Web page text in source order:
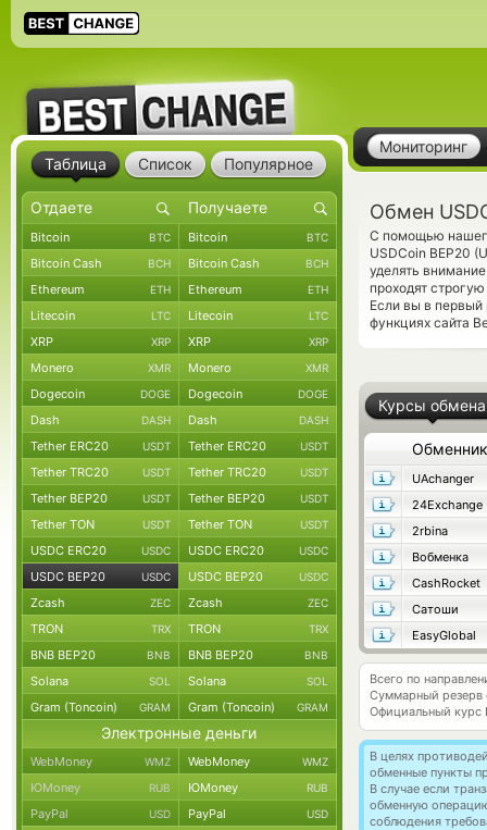
Мониторинг
Обмен
С помощью
USDCoin BEP20
уделять
проходят
Если вы в первый
функциях сайта
Курсы обмена
Обменник
UAchanger
24Exchange
2rbina
Вобменка
CashRocket
Сатоши
EasyGlobal
Всего по
Суммарный резерв
Официальный курс
В целях
обменные пункты
В случае если
обменную
соблюдения
Таблица Список Популярное
Bitcoin BTC Bitcoin BTC
Bitcoin Cash BCH Bitcoin Cash BCH
Ethereum ETH Ethereum ETH
Litecoin LTC Litecoin LTC
XRP XRP XRP XRP
Monero XMR Monero XMR
Dogecoin DOGE Dogecoin DOGE
Dash DASH Dash DASH
Tether ERC20 USDT Tether ERC20 USDT
Tether TRC20 USDT Tether TRC20 USDT
Tether BEP20 USDT Tether BEP20 USDT
Tether TON USDT Tether TON USDT
USDC ERC20 USDC USDC ERC20 USDC
USDC BEP20 USDC USDC BEP20 USDC
Zcash ZEC Zcash ZEC
TRON TRX TRON TRX
BNB BEP20 BNB BNB BEP20 BNB
Solana SOL Solana SOL
Gram (Toncoin) GRAM Gram (Toncoin) GRAM
Электронные деньги
WebMoney WMZ WebMoney WMZ
ЮMoney RUB ЮMoney RUB
PayPal USD PayPal USD